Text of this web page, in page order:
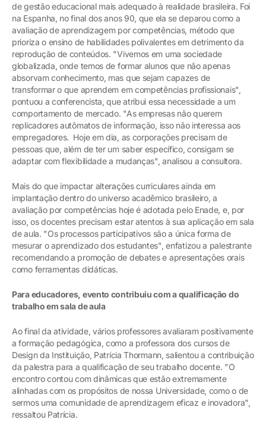
de gestão educacional mais adequado à realidade brasileira. Foi
na Espanha, no final dos anos 90, que ela se deparou como a
avaliação de aprendizagem por competências, método que
prioriza o ensino de habilidades polivalentes em detrimento da
reprodução de conteúdos. "Vivemos em uma sociedade
globalizada, onde temos de formar alunos que não apenas
absorvam conhecimento, mas que sejam capazes de
transformar o que aprendem em competências profissionais",
pontuou a conferencista, que atribui essa necessidade a um
comportamento de mercado. "As empresas não querem
replicadores autômatos de informação, isso não interessa aos
empregadores. Hoje em dia, as corporações precisam de
pessoas que, além de ter um saber específico, consigam se
adaptar com flexibilidade a mudanças", analisou a consultora.
Mais do que impactar alterações curriculares ainda em
implantação dentro do universo acadêmico brasileiro, a
avaliação por competências hoje é adotada pelo Enade, e, por
isso, os docentes precisam estar atentos à sua aplicação em sala
de aula. "Os processos participativos são a única forma de
mesurar o aprendizado dos estudantes", enfatizou a palestrante
recomendando a promoção de debates e apresentações orais
como ferramentas didáticas.
Para educadores, evento contribuiu com a qualificação do
trabalho em sala de aula
Ao final da atividade, vários professores avaliaram positivamente
a formação pedagógica, como a professora dos cursos de
Design da Instituição, Patrícia Thormann, salientou a contribuição
da palestra para a qualificação de seu trabalho docente. "O
encontro contou com dinâmicas que estão extremamente
alinhadas com os propósitos de nossa Universidade, como o de
sermos uma comunidade de aprendizagem eficaz e inovadora",
ressaltou Patrícia.